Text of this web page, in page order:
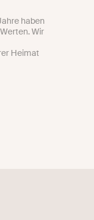
haben
Wir
Heimat